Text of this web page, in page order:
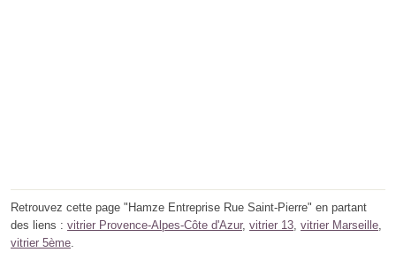
Retrouvez cette page "Hamze Entreprise Rue Saint-Pierre" en partant
des liens : vitrier Provence-Alpes-Côte d'Azur, vitrier 13, vitrier Marseille,
vitrier 5ème.